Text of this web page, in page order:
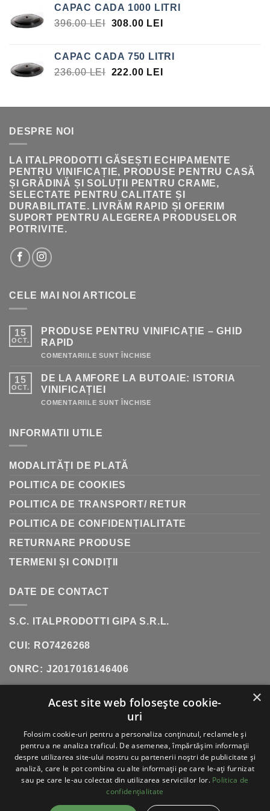
CAPAC CADA 1000 LITRI
396.00LEI PREȚUL
FOST:
396.00 LEI.
308.00 LEI PREȚUL
308.00 LEI.
CAPAC CADA 750 LITRI
236.00LEI PREȚUL
FOST:
222.00 LEI PREȚUL
222.00 LEI.
DESPRE NOI
LA ITALPRODOTTI GĂSEȘTI ECHIPAMENTE
PENTRU VINIFICAȚIE, PRODUSE PENTRU CASĂ
ȘI GRĂDINĂ ȘI SOLUȚII PENTRU CRAME,
SELECTATE PENTRU CALITATE ȘI
DURABILITATE. LIVRĂM RAPID ȘI OFERIM
SUPORT PENTRU ALEGEREA PRODUSELOR
POTRIVITE.
CELE MAI NOI ARTICOLE
15
OCT.
PRODUSE PENTRU VINIFICAȚIE – GHID
RAPID
COMENTARIILE SUNT ÎNCHISE
VINIFICAȚIE
15
OCT.
DE LA AMFORE LA BUTOAIE: ISTORIA
VINIFICAȚIEI
COMENTARIILE SUNT ÎNCHISE
INFORMATII UTILE
MODALITĂȚI DE PLATĂ
POLITICA DE COOKIES
POLITICA DE TRANSPORT/ RETUR
POLITICA DE CONFIDENȚIALITATE
RETURNARE PRODUSE
TERMENI ȘI CONDIȚII
DATE DE CONTACT
S.C. ITALPRODOTTI GIPA S.R.L.
CUI: RO7426268
ONRC: J2017016146406
SOS. OLTENITEI, NR. 181, POPESTI-
LEORDENI (INCINTA DANUBIANA)
VISA PAYPALSTRIPEMASTERCARD
CASH
×
Acest site web folosește cookie-
uri
Folosim cookie-uri pentru a personaliza conținutul, reclamele și
pentru a ne analiza traficul. De asemenea, împărtășim informații
despre utilizarea site-ului nostru cu partenerii noștri de publicitate și
analiză, care le pot combina cu alte informații pe care le-ați furnizat
sau pe care le-au colectat din utilizarea serviciilor lor. Politica de
confidențialitate